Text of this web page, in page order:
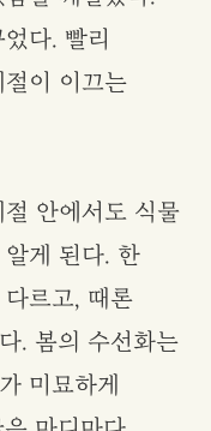
다. 빨리
이 이끄는
안에서도 식물
게 된다. 한
르고, 때론
. 봄의 수선화는
미묘하게